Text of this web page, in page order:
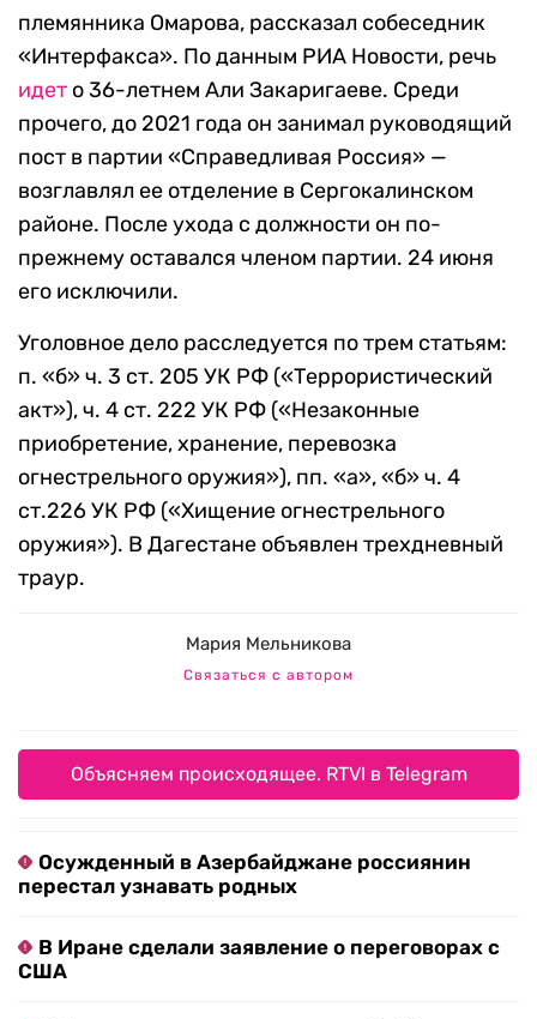
племянника Омарова, рассказал собеседник
«Интерфакса». По данным РИА Новости, речь
идет о 36-летнем Али Закаригаеве. Среди
прочего, до 2021 года он занимал руководящий
пост в партии «Справедливая Россия» —
возглавлял ее отделение в Сергокалинском
районе. После ухода с должности он по-
прежнему оставался членом партии. 24 июня
его исключили.
Уголовное дело расследуется по трем статьям:
п. «б» ч. 3 ст. 205 УК РФ («Террористический
акт»), ч. 4 ст. 222 УК РФ («Незаконные
приобретение, хранение, перевозка
огнестрельного оружия»), пп. «а», «б» ч. 4
ст.226 УК РФ («Хищение огнестрельного
оружия»). В Дагестане объявлен трехдневный
траур.
Мария Мельникова
Связаться с автором
Объясняем происходящее. RTVI в Telegram
Осужденный в Азербайджане россиянин
перестал узнавать родных
В Иране сделали заявление о переговорах с
США